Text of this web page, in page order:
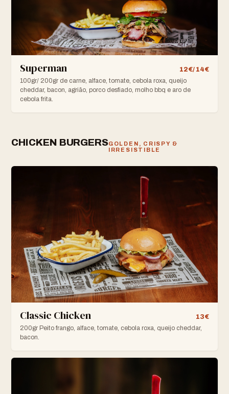
Superman
12€/ 14€
100gr/ 200gr de carne, alface, tomate, cebola roxa, queijo
cheddar, bacon, agrião, porco desfiado, molho bbq e aro de
cebola frita.
CHICKEN BURGERSGOLDEN, CRISPY &
IRRESISTIBLE
Classic Chicken
13€
200gr Peito frango, alface, tomate, cebola roxa, queijo cheddar,
bacon.